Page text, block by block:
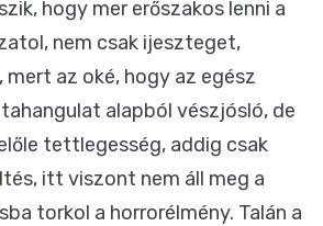
hogy mer erőszakos lenni a
nem csak ijeszteget,
mert az oké, hogy az egész
alapból vészjósló, de
tettlegesség, addig csak
itt viszont nem áll meg a
torkol a horrorélmény. Talán a